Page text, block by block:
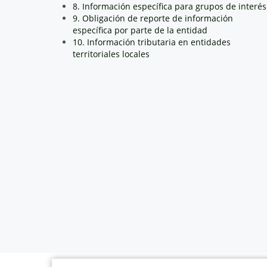
8. Información específica para grupos de interés
9. Obligación de reporte de información
específica por parte de la entidad
10. Información tributaria en entidades
territoriales locales